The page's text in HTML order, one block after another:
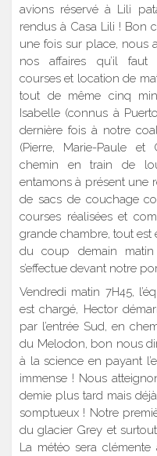
avions réservé à Lili
rendus à Casa Lili ! Bon
une fois sur place, nous
nos affaires qu’il
courses et location de
tout de même cinq
Isabelle (connus à
dernière fois à notre
(Pierre, Marie-Paule et
chemin en train de
entamons à présent une
de sacs de couchage
courses réalisées et
grande chambre, tout est
du coup demain
s’effectue devant notre
Vendredi matin 7H45,
est chargé, Hector
par l’entrée Sud, en
du Melodon, bon nous
à la science en payant
immense ! Nous
demie plus tard mais
somptueux ! Notre
du glacier Grey et
La météo sera